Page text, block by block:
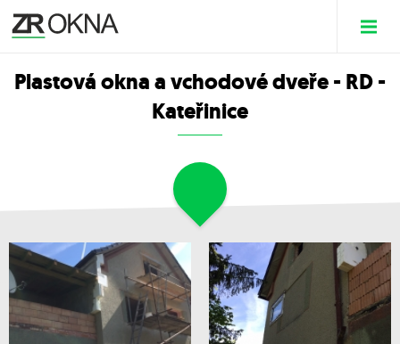
Plastová okna a vchodové dveře - RD -
Kateřinice